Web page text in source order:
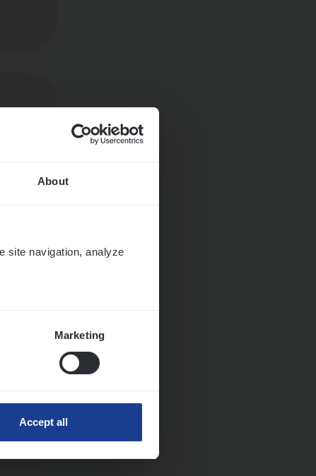
About
site navigation, analyze
Marketing
Accept all